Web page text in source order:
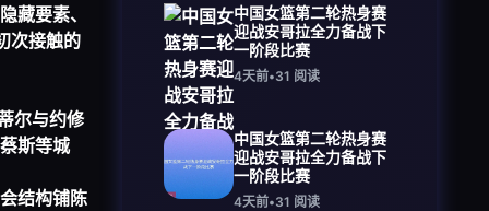
藏要素、
次接触的
尔与约修
斯等城
结构铺陈
中国女篮第二轮热身赛
迎战安哥拉全力备战下
一阶段比赛
4天前•31 阅读
中国女篮第二轮热身赛
迎战安哥拉全力备战下
一阶段比赛
4天前•31 阅读